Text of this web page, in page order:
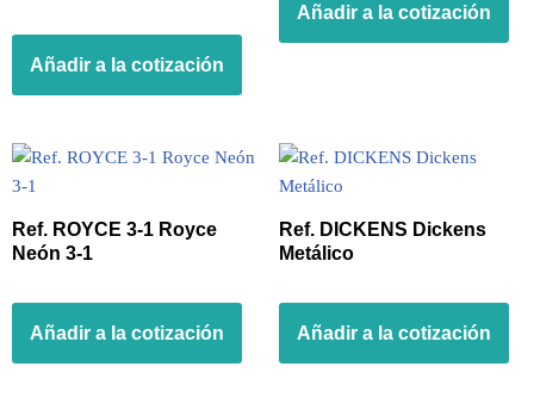
Añadir a la cotización
Añadir a la cotización
Ref. ROYCE 3-1 Royce
Neón 3-1
Añadir a la cotización
Ref. DICKENS Dickens
Metálico
Añadir a la cotización